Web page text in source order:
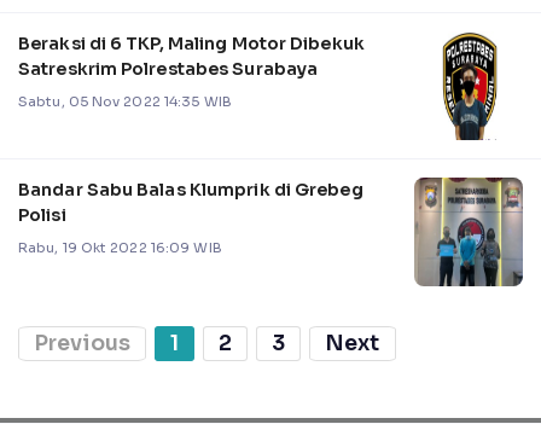
Beraksi di 6 TKP, Maling Motor Dibekuk
Satreskrim Polrestabes Surabaya
Sabtu, 05 Nov 2022 14:35 WIB
Bandar Sabu Balas Klumprik di Grebeg
Polisi
Rabu, 19 Okt 2022 16:09 WIB
Previous 1 2 3 Next